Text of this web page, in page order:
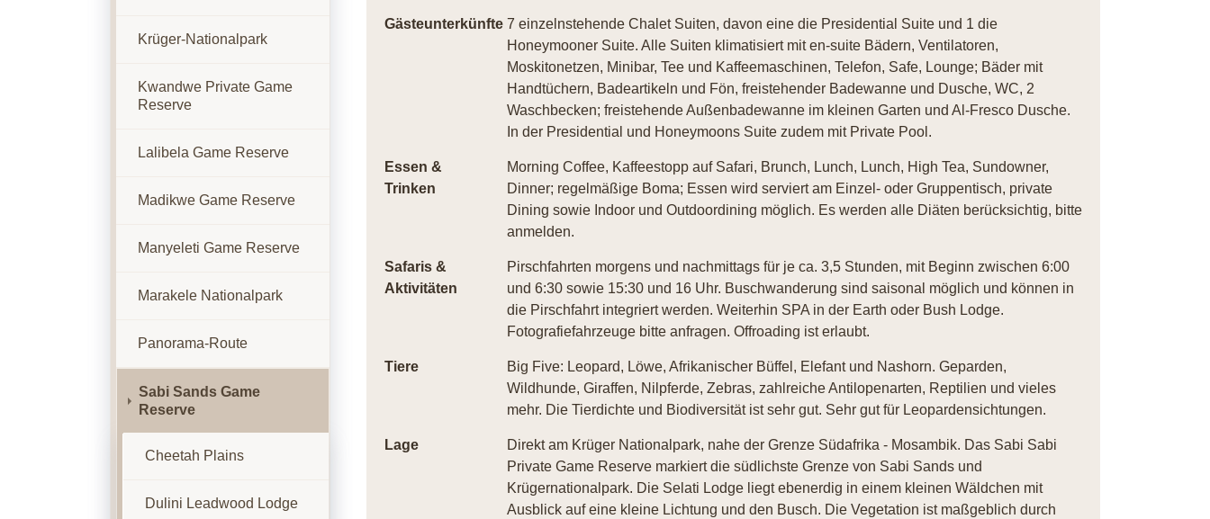
Gästeunterkünfte 7 einzelnstehende Chalet Suiten, davon eine die Presidential Suite und 1 die
Honeymooner Suite. Alle Suiten klimatisiert mit en-suite Bädern, Ventilatoren,
Moskitonetzen, Minibar, Tee und Kaffeemaschinen, Telefon, Safe, Lounge; Bäder mit
Handtüchern, Badeartikeln und Fön, freistehender Badewanne und Dusche, WC, 2
Waschbecken; freistehende Außenbadewanne im kleinen Garten und Al-Fresco Dusche.
In der Presidential und Honeymoons Suite zudem mit Private Pool.
Essen &
Trinken
Morning Coffee, Kaffeestopp auf Safari, Brunch, Lunch, Lunch, High Tea, Sundowner,
Dinner; regelmäßige Boma; Essen wird serviert am Einzel- oder Gruppentisch, private
Dining sowie Indoor und Outdoordining möglich. Es werden alle Diäten berücksichtig, bitte
anmelden.
Safaris &
Aktivitäten
Pirschfahrten morgens und nachmittags für je ca. 3,5 Stunden, mit Beginn zwischen 6:00
und 6:30 sowie 15:30 und 16 Uhr. Buschwanderung sind saisonal möglich und können in
die Pirschfahrt integriert werden. Weiterhin SPA in der Earth oder Bush Lodge.
Fotografiefahrzeuge bitte anfragen. Offroading ist erlaubt.
Tiere
Big Five: Leopard, Löwe, Afrikanischer Büffel, Elefant und Nashorn. Geparden,
Wildhunde, Giraffen, Nilpferde, Zebras, zahlreiche Antilopenarten, Reptilien und vieles
mehr. Die Tierdichte und Biodiversität ist sehr gut. Sehr gut für Leopardensichtungen.
Lage
Direkt am Krüger Nationalpark, nahe der Grenze Südafrika - Mosambik. Das Sabi Sabi
Private Game Reserve markiert die südlichste Grenze von Sabi Sands und
Krügernationalpark. Die Selati Lodge liegt ebenerdig in einem kleinen Wäldchen mit
Ausblick auf eine kleine Lichtung und den Busch. Die Vegetation ist maßgeblich durch
Krüger-Nationalpark
Kwandwe Private Game
Reserve
Lalibela Game Reserve
Madikwe Game Reserve
Manyeleti Game Reserve
Marakele Nationalpark
Panorama-Route
Sabi Sands Game
Reserve
Cheetah Plains
Dulini Leadwood Lodge